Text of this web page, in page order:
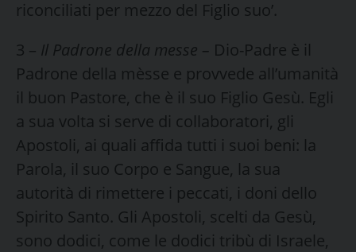
riconciliati per mezzo del Figlio suo’.
3 – Il Padrone della messe – Dio-Padre è il
Padrone della mèsse e provvede all’umanità
il buon Pastore, che è il suo Figlio Gesù. Egli
a sua volta si serve di collaboratori, gli
Apostoli, ai quali affida tutti i suoi beni: la
Parola, il suo Corpo e Sangue, la sua
autorità di rimettere i peccati, i doni dello
Spirito Santo. Gli Apostoli, scelti da Gesù,
sono dodici, come le dodici tribù di Israele,